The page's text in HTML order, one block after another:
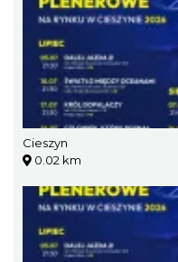
Cieszyn
0.02 km